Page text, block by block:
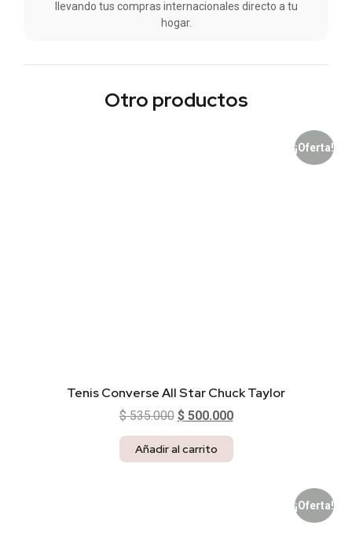
llevando tus compras internacionales directo a tu
hogar.
Otro productos
¡Oferta!
Tenis Converse All Star Chuck Taylor
$535.000 $500.000
Añadir al carrito
¡Oferta!